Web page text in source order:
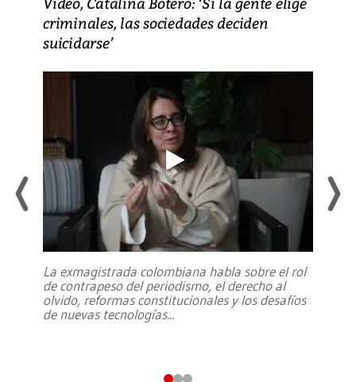
criminales, las sociedades deciden
suicidarse’
La exmagistrada colombiana habla sobre el rol
de contrapeso del periodismo, el derecho al
olvido, reformas constitucionales y los desafíos
de nuevas tecnologías...